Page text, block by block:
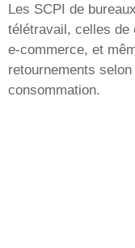
Les SCPI de
télétravail, celles de
e-commerce, et
retournements
consommation.